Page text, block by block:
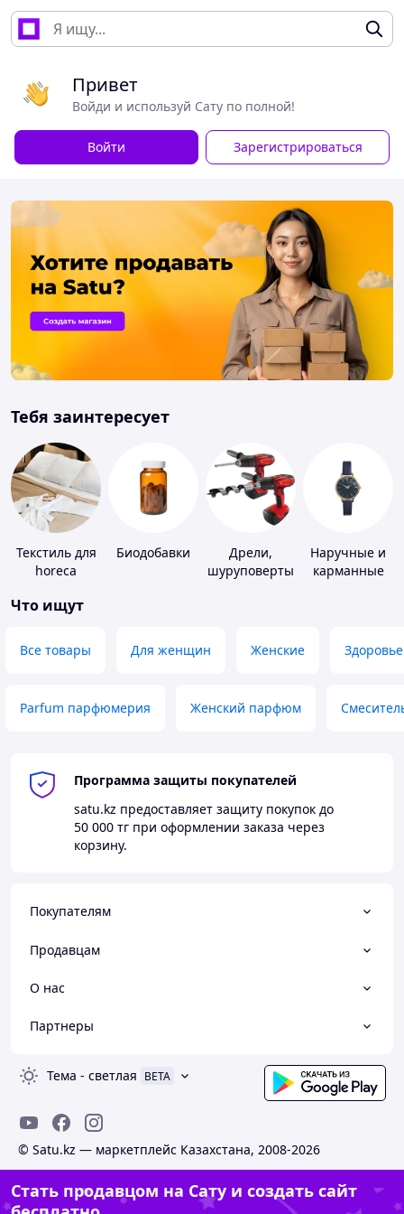
Привет
Войди и используй Сату по полной!
Войти Зарегистрироваться
Тебя заинтересует
Текстиль для
horeca
Биодобавки
Дрели,
шуруповерты
Наручные и
карманные
Что ищут
Все товары Для женщин Женские Здоровье
Parfum парфюмерия Женский парфюм
Программа защиты покупателей
satu.kz предоставляет защиту покупок до
50 000 тг при оформлении заказа через
корзину.
Покупателям
Продавцам
О нас
Партнеры
Тема - светлая BETA
© Satu.kz — маркетплейс Казахстана, 2008-2026
Стать продавцом на Сату и создать сайт